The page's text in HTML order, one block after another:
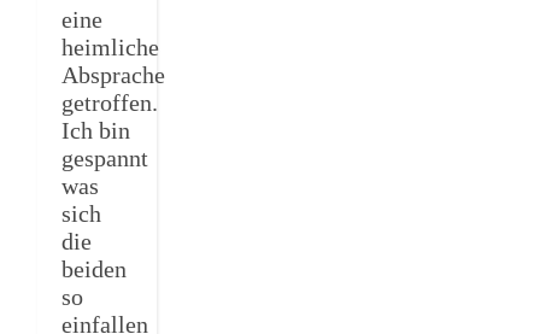
eine
heimliche
Absprache
getroffen.
Ich bin
gespannt
was
sich
die
beiden
so
einfallen